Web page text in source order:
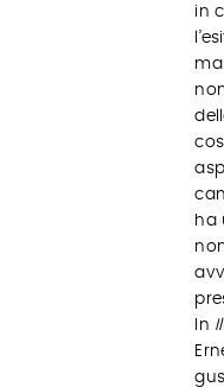
in
ha
In